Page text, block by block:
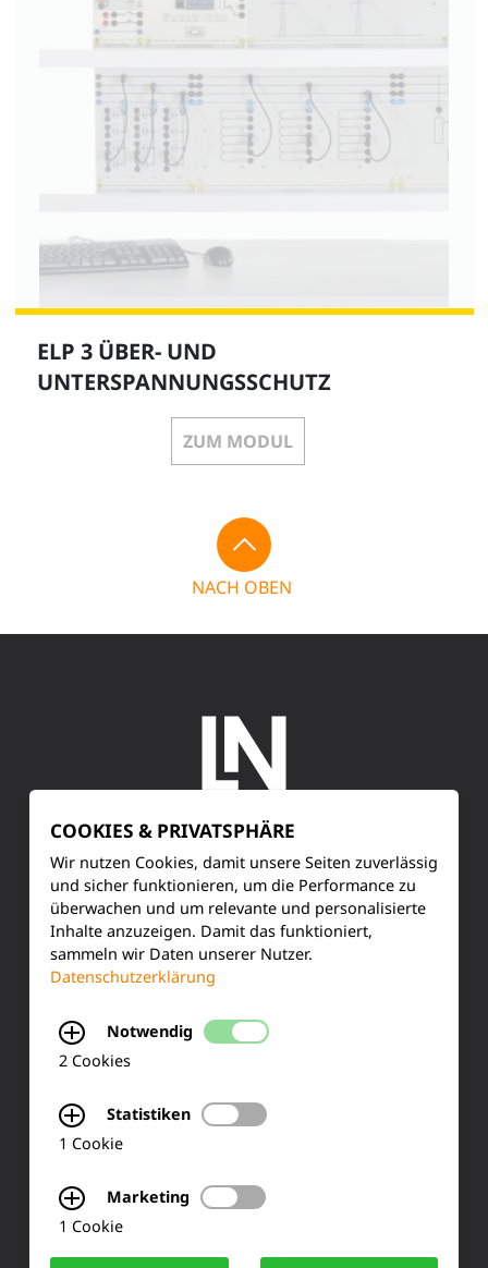
ELP 3 ÜBER- UND
UNTERSPANNUNGSSCHUTZ
ZUM MODUL
NACH OBEN
SERVICE
Kundenservice
Produktinformationen
FAQ
KONTAKT
COOKIES & PRIVATSPHÄRE
Wir nutzen Cookies, damit unsere Seiten zuverlässig
und sicher funktionieren, um die Performance zu
überwachen und um relevante und personalisierte
Inhalte anzuzeigen. Damit das funktioniert,
sammeln wir Daten unserer Nutzer.
Datenschutzerklärung
Notwendig
2 Cookies
Statistiken
1 Cookie
Marketing
1 Cookie